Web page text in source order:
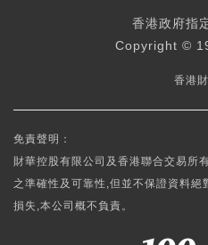
香港政府指
Copyright ©
香港
免責聲明：
財華控股有限公司及香港聯合交易所
之準確性及可靠性,但並不保證資料
損失,本公司概不負責。